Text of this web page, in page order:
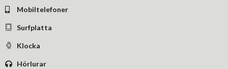
Mobiltelefoner
Surfplatta
Klocka
Hörlurar